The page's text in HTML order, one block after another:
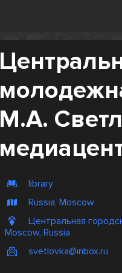
М.А.
library
Russia, Moscow
Центральная
Moscow, Russia
svetlovka@inbox.ru